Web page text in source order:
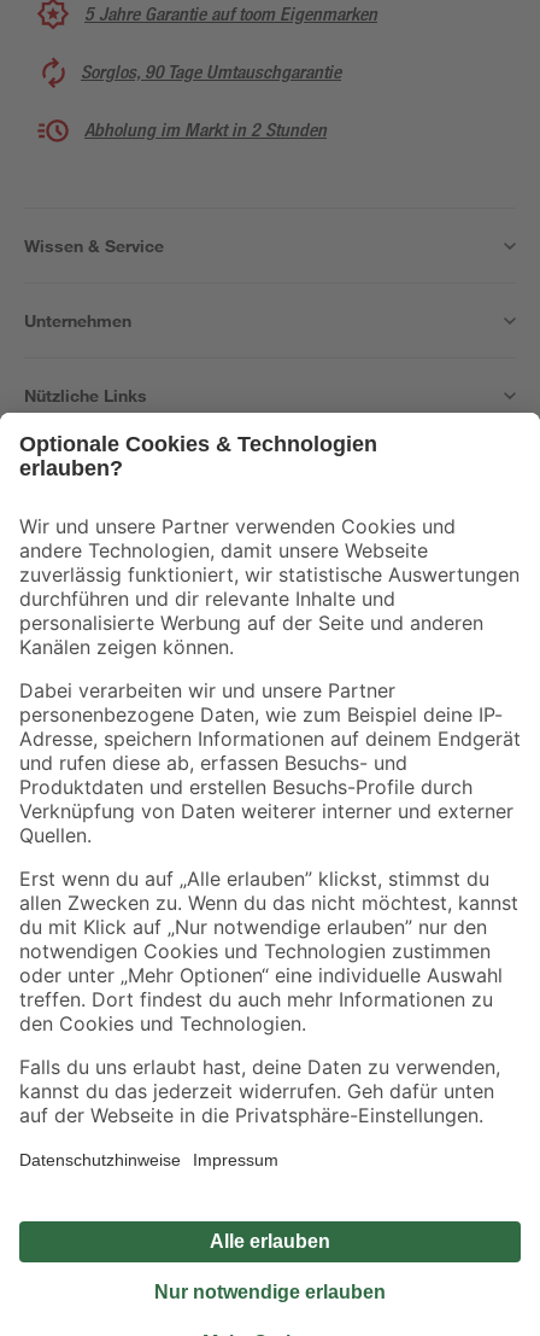
5 Jahre Garantie auf toom Eigenmarken
Sorglos, 90 Tage Umtauschgarantie
Abholung im Markt in 2 Stunden
Wissen & Service
Unternehmen
Nützliche Links
Der toom Newsletter: Keine Angebote und Aktionen mehr verpassen!
Zur Newsletter Anmeldung
Folge uns
Zahlungsarten Versandarten
Sicher einkaufen
Jetzt die toom-App herunterladen
Alle Preisangaben in EUR inkl. gesetzl. MwSt.. Die dargestellten Angebote sind unter
Umständen nicht in allen Märkten verfügbar. Die angegebenen Verfügbarkeiten beziehen
Produkte nur solange der Vorrat reicht.
*Paketversand ab 59 € versandkostenfrei, gilt nicht für Artikel mit Speditionsversand, hier
Privatsphäre Impressum
Nutzungsbedingungen
Widerrufsrecht
Vertrag widerrufen